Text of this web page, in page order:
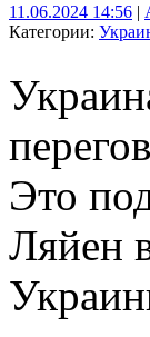
11.06.2024 14:56 |
Категории:
Это
Ляйен